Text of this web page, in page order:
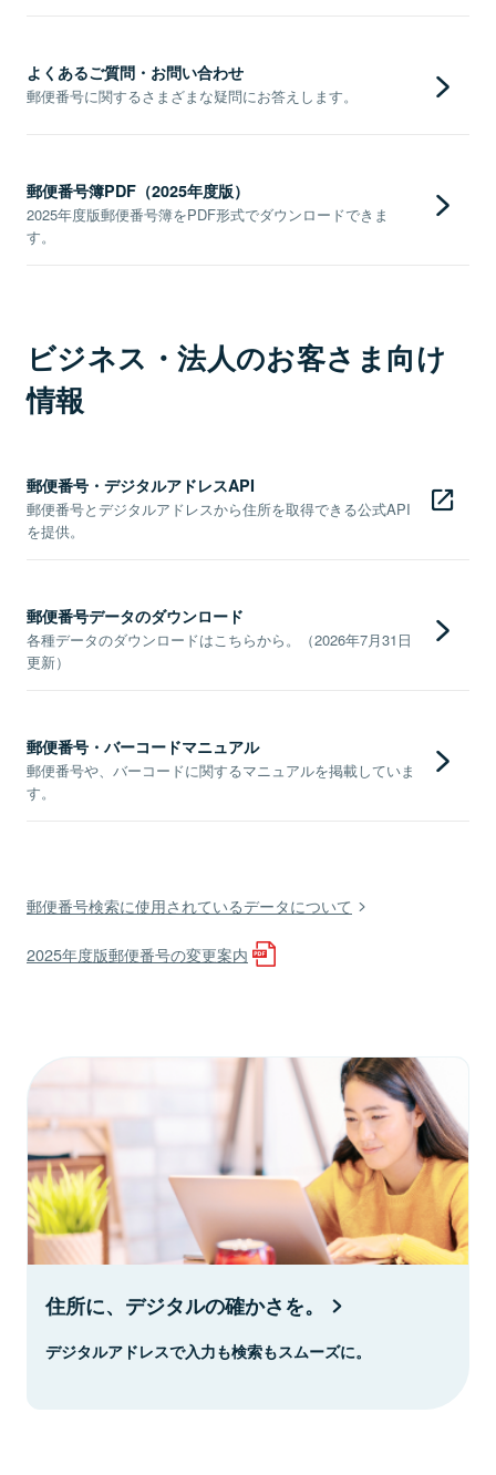
よくあるご質問・お問い合わせ
郵便番号に関するさまざまな疑問にお答えします。
郵便番号簿PDF（2025年度版）
2025年度版郵便番号簿をPDF形式でダウンロードできま
す。
ビジネス・法人のお客さま向け
情報
郵便番号・デジタルアドレスAPI
郵便番号とデジタルアドレスから住所を取得できる公式API
を提供。
郵便番号データのダウンロード
各種データのダウンロードはこちらから。（2026年7月31日
更新）
郵便番号・バーコードマニュアル
郵便番号や、バーコードに関するマニュアルを掲載していま
す。
郵便番号検索に使用されているデータについて
2025年度版郵便番号の変更案内
住所に、デジタルの確かさを。
デジタルアドレスで入力も検索もスムーズに。